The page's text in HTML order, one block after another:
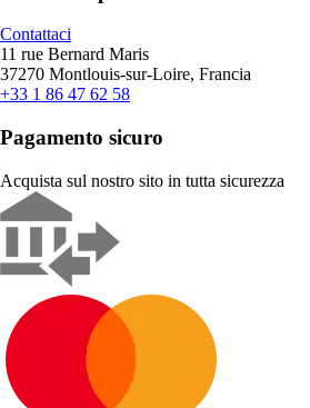
Contattaci
11 rue Bernard Maris
37270 Montlouis-sur-Loire, Francia
+33 1 86 47 62 58
Pagamento sicuro
Acquista sul nostro sito in tutta sicurezza